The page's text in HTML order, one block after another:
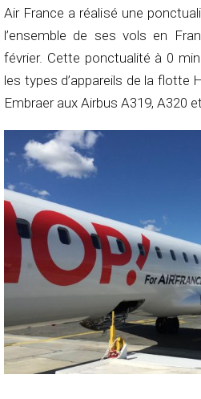
Air France a réalisé une
l’ensemble de ses vols en
février. Cette ponctualité à 0
les types d’appareils de la flotte
Embraer aux Airbus A319, A320